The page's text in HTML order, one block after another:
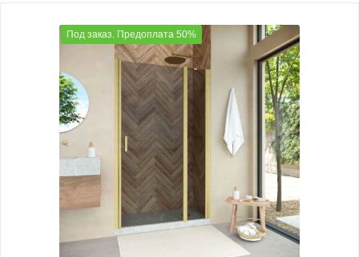
Под заказ. Предоплата 50%